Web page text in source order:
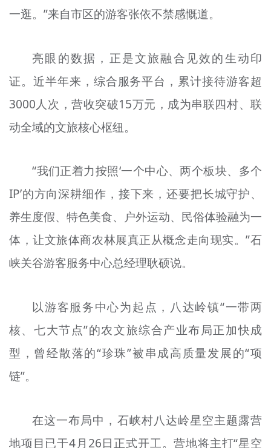
一逛。”来自市区的游客张依不禁感慨道。
亮眼的数据，正是文旅融合见效的生动印
证。近半年来，综合服务平台，累计接待游客超
3000人次，营收突破15万元，成为串联四村、联
动全域的文旅核心枢纽。
“我们正着力按照‘一个中心、两个板块、多个
IP’的方向深耕细作，接下来，还要把长城守护、
养生度假、特色美食、户外运动、民俗体验融为一
体，让文旅体商农林展真正从概念走向现实。”石
峡关谷游客服务中心总经理耿硕说。
以游客服务中心为起点，八达岭镇“一带两
核、七大节点”的农文旅综合产业布局正加快成
型，曾经散落的“珍珠”被串成高质量发展的“项
链”。
在这一布局中，石峡村八达岭星空主题露营
地项目已于4月26日正式开工。营地将主打“星空